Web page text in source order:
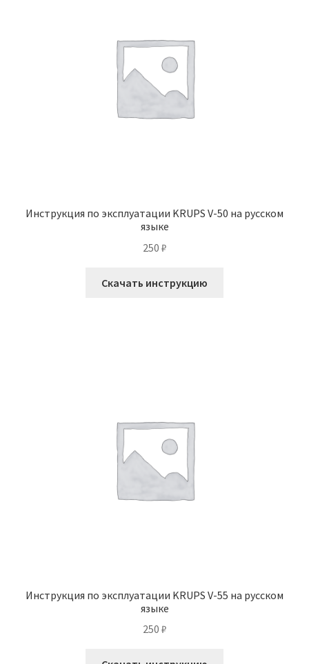
Инструкция по эксплуатации KRUPS V-50 на русском
языке
250 ₽
Скачать инструкцию
Инструкция по эксплуатации KRUPS V-55 на русском
языке
250 ₽